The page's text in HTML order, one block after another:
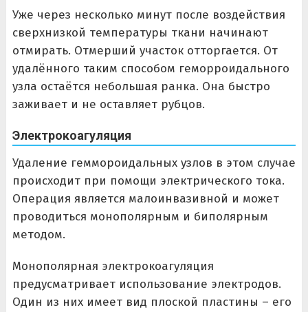
Уже через несколько минут после воздействия
сверхнизкой температуры ткани начинают
отмирать. Отмерший участок отторгается. От
удалённого таким способом геморроидального
узла остаётся небольшая ранка. Она быстро
заживает и не оставляет рубцов.
Электрокоагуляция
Удаление геммороидальных узлов в этом случае
происходит при помощи электрического тока.
Операция является малоинвазивной и может
проводиться монополярным и биполярным
методом.
Монополярная электрокоагуляция
предусматривает использование электродов.
Один из них имеет вид плоской пластины – его